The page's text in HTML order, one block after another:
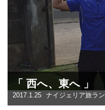
「 西へ、東へ 」
2017.1.25 ナイジェリア旅ラン